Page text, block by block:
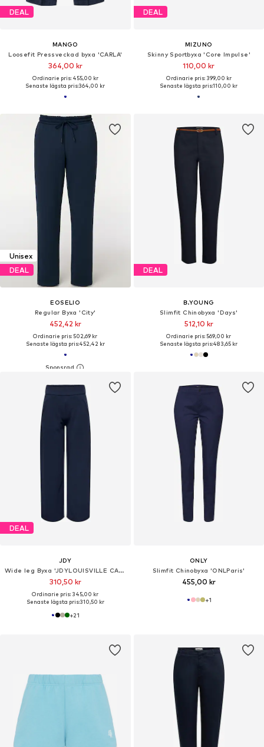
DEAL
MANGO
Loosefit Pressveckad byxa 'CARLA'
364,00 kr
Ordinarie pris: 455,00 kr
Senaste lägsta pris:364,00 kr
DEAL
MIZUNO
Skinny Sportbyxa 'Core Impulse'
110,00 kr
Ordinarie pris: 399,00 kr
Senaste lägsta pris:110,00 kr
Unisex
DEAL
EOSELIO
Regular Byxa 'City'
452,42 kr
Ordinarie pris: 502,69 kr
Senaste lägsta pris:452,42 kr
DEAL
B.YOUNG
Slimfit Chinobyxa 'Days'
512,10 kr
Ordinarie pris: 569,00 kr
Senaste lägsta pris:483,65 kr
DEAL
JDY
Wide leg Byxa 'JDYLOUISVILLE CATIA'
310,50 kr
Ordinarie pris: 345,00 kr
Senaste lägsta pris:310,50 kr
+21
ONLY
Slimfit Chinobyxa 'ONLParis'
455,00 kr
+1